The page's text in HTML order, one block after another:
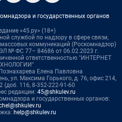
и государственных органов
«45.ру» (18+)
службой по надзору в сфере связи,
коммуникаций (Роскомнадзор)
№ ФС 77– 84686 от 06.02.2023 г.
ответственностью "ИНТЕРНЕТ
Елена Павловна
ул. Максима Горького, д. 76, офис 214,
(доб. 116, 8-352-222-91-60
редакции: 45@shkulev.ru
и государственных органов:
help@shkulev.ru